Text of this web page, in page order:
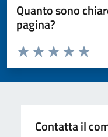
Quanto sono
pagina?
Valuta da 1 a 5 stelle la
Valuta
Valuta 4
Valuta 3 stelle
Valuta 2 stelle su 5
Valuta 1 stelle su 5
Contatta il